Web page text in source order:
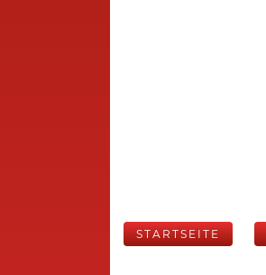
STARTSEITE